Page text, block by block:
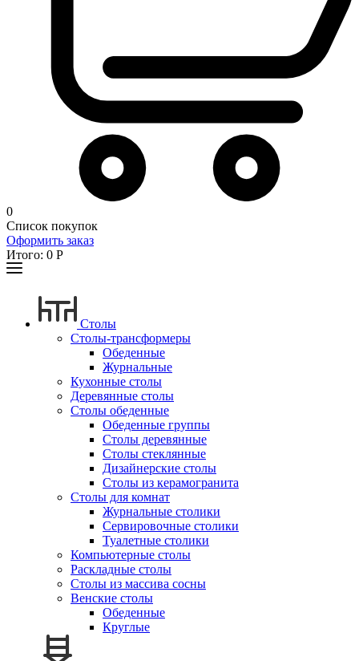
0
Список покупок
Оформить заказ
Итого: 0 Р
Столы
Столы-трансформеры
Обеденные
Журнальные
Кухонные столы
Деревянные столы
Столы обеденные
Обеденные группы
Столы деревянные
Столы стеклянные
Дизайнерские столы
Столы из керамогранита
Столы для комнат
Журнальные столики
Сервировочные столики
Туалетные столики
Компьютерные столы
Раскладные столы
Столы из массива сосны
Венские столы
Обеденные
Круглые